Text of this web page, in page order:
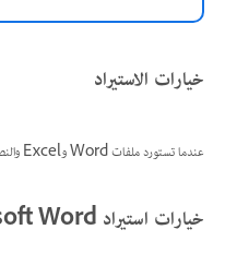
خيارات الاستيراد
عندما تستورد ملفات Word وExcel والنصوص المُعلمة، يمكنك تحديد كيفية استيراد الملفات.
خيارات استيراد Microsoft Word وRTF